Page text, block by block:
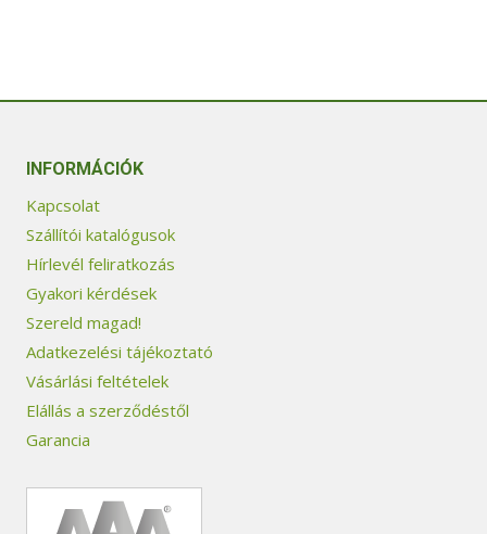
INFORMÁCIÓK
Kapcsolat
Szállítói katalógusok
Hírlevél feliratkozás
Gyakori kérdések
Szereld magad!
Adatkezelési tájékoztató
Vásárlási feltételek
Elállás a szerződéstől
Garancia